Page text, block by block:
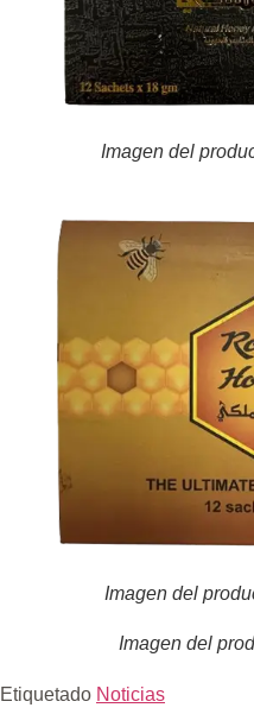
Imagen del
Imagen del
Imagen del
Etiquetado Noticias